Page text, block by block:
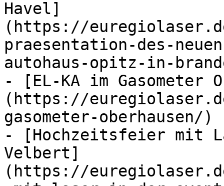
Havel]
(https://
praesentation-des-
autohaus-opitz-in-
- [EL-KA im Gasometer
(https://
gasometer-oberhausen/)
- [Hochzeitsfeier mit
Velbert]
(https://